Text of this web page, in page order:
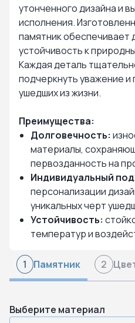
утонченного дизайна и
исполнения.
памятник обеспечивает
устойчивость к
Каждая деталь
подчеркнуть уважение и
ушедших из жизни.
Преимущества:
Долговечность:
материалы,
первозданность на
Индивидуальный
персонализации
уникальных черт
Устойчивость:
температур и
1 Памятник 2
Выберите материал